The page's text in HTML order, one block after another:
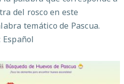
del rosco en este
temático de Pascua.
Español